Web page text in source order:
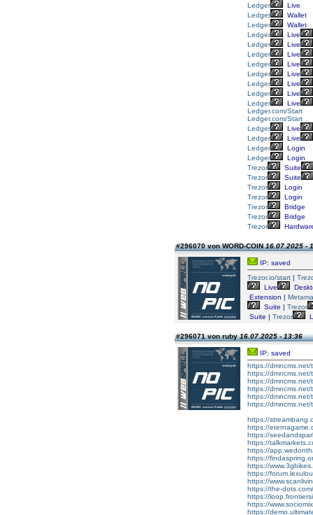
Ledger
Live
Ledger
Wallet
Ledger
Wallet
Ledger
Live
Ledger
Live
Ledger
Live
Ledger
Live
Ledger
Live
Ledger
Live
Ledger
Live
Ledger
Live
Ledger.com/Start
Ledger.com/Start
Ledger
Live
Ledger
Live
Ledger
Login
Ledger
Login
Trezor
Suite
Trezor
Suite
Trezor
Login
Trezor
Login
Trezor
Bridge
Trezor
Bridge
Trezor
#296070 von WORD-COIN16.07.2025 -
IP: saved
Trezor.io/start |
Live
Extension |
Suite | Trezor
Suite | Trezor
#296071 von ruby16.07.2025 - 13:36
IP: saved
https://
https://dmncms.net/
https://
https://
https://dmncms.net/
https://dmncms.net/
https://
https://
https://
https://
https://
https://
https://
https://
https://
https://the-
https://
https://
https://